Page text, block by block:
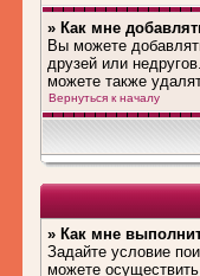
» Как мне
Вы можете
друзей или
можете также
Вернуться к началу
» Как мне
Задайте условие
можете